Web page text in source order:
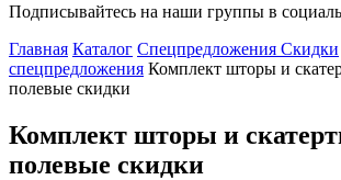
Подписывайтесь на наши группы в
Главная Каталог Спецпредложения Скидки
спецпредложения Комплект шторы и
полевые скидки
Комплект шторы и
полевые скидки